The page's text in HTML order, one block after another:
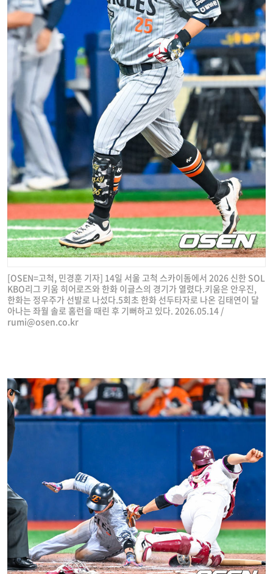
[OSEN=고척, 민경훈 기자] 14일 서울 고척 스카이돔에서 2026 신한 SOL
KBO리그 키움 히어로즈와 한화 이글스의 경기가 열렸다.키움은 안우진,
한화는 정우주가 선발로 나섰다.5회초 한화 선두타자로 나온 김태연이 달
아나는 좌월 솔로 홈런을 때린 후 기뻐하고 있다. 2026.05.14 /
rumi@osen.co.kr